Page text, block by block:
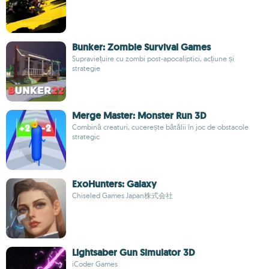
Bunker: Zombie Survival Games
Supraviețuire cu zombi post-apocaliptici, acțiune și
strategie
Merge Master: Monster Run 3D
Combină creaturi, cucerește bătălii în joc de obstacole
strategic
ExoHunters: Galaxy
Chiseled Games Japan株式会社
Lightsaber Gun Simulator 3D
iCoder Games